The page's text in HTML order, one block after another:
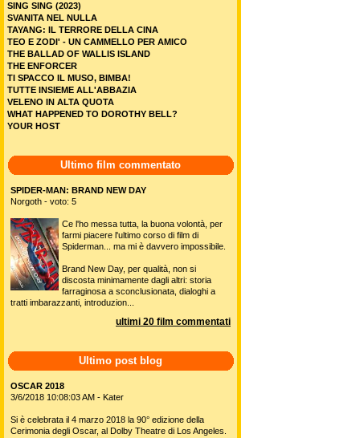
SING SING (2023)
SVANITA NEL NULLA
TAYANG: IL TERRORE DELLA CINA
TEO E ZODI' - UN CAMMELLO PER AMICO
THE BALLAD OF WALLIS ISLAND
THE ENFORCER
TI SPACCO IL MUSO, BIMBA!
TUTTE INSIEME ALL'ABBAZIA
VELENO IN ALTA QUOTA
WHAT HAPPENED TO DOROTHY BELL?
YOUR HOST
Ultimo film commentato
SPIDER-MAN: BRAND NEW DAY
Norgoth - voto: 5
Ce l'ho messa tutta, la buona volontà, per
farmi piacere l'ultimo corso di film di
Spiderman... ma mi è davvero impossibile.
Brand New Day, per qualità, non si
discosta minimamente dagli altri: storia
farraginosa a sconclusionata, dialoghi a
tratti imbarazzanti, introduzion...
ultimi 20 film commentati
Ultimo post blog
OSCAR 2018
3/6/2018 10:08:03 AM - Kater
Si è celebrata il 4 marzo 2018 la 90° edizione della
Cerimonia degli Oscar, al Dolby Theatre di Los Angeles.